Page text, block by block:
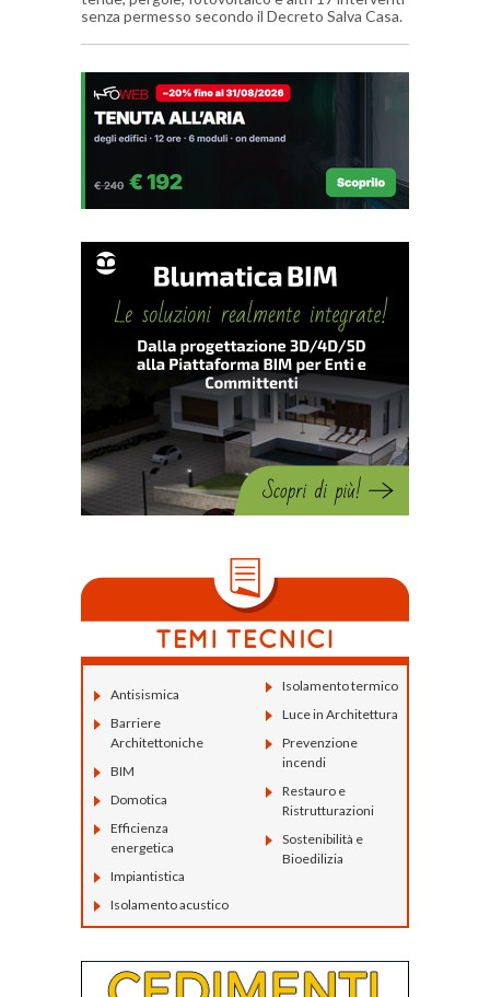
senza permesso secondo il Decreto Salva Casa.
Antisismica
Barriere
Architettoniche
BIM
Domotica
Efficienza
energetica
Impiantistica
Isolamento acustico
Isolamento termico
Luce in Architettura
Prevenzione
incendi
Restauro e
Ristrutturazioni
Sostenibilità e
Bioedilizia